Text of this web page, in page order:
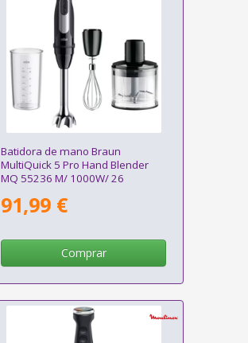
Batidora de mano Braun
MultiQuick 5 Pro Hand Blender
MQ 55236 M/ 1000W/ 26
91,99 €
Comprar